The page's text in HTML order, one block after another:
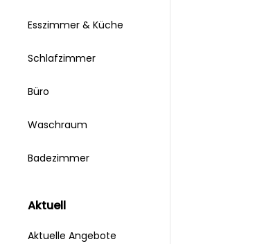
Esszimmer & Küche
Schlafzimmer
Büro
Waschraum
Badezimmer
aktuell
Aktuelle Angebote